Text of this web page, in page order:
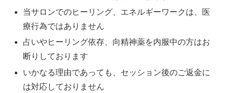
当サロンでのヒーリング、エネルギーワークは、医
療行為ではありません
占いやヒーリング依存、向精神薬を内服中の方はお
断りしております
いかなる理由であっても、セッション後のご返金に
は対応しておりません